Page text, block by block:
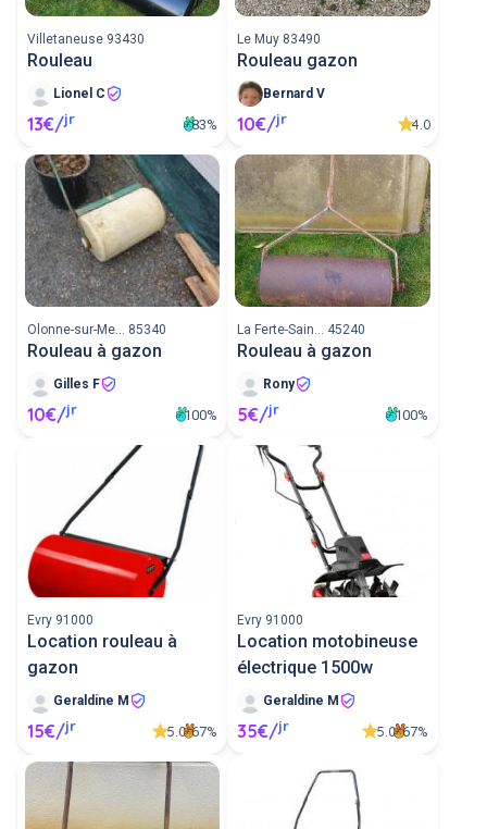
Villetaneuse 93430
Rouleau
Lionel C
13€/jr 83%
Le Muy 83490
Rouleau gazon
Bernard V
10€/jr 4.0
Olonne-sur-Me... 85340
Rouleau à gazon
Gilles F
10€/jr 100%
La Ferte-Sain... 45240
Rouleau à gazon
Rony
5€/jr 100%
Evry 91000
Location rouleau à
gazon
Geraldine M
15€/jr 5.0 67%
Evry 91000
Location motobineuse
électrique 1500w
Geraldine M
35€/jr 5.0 67%